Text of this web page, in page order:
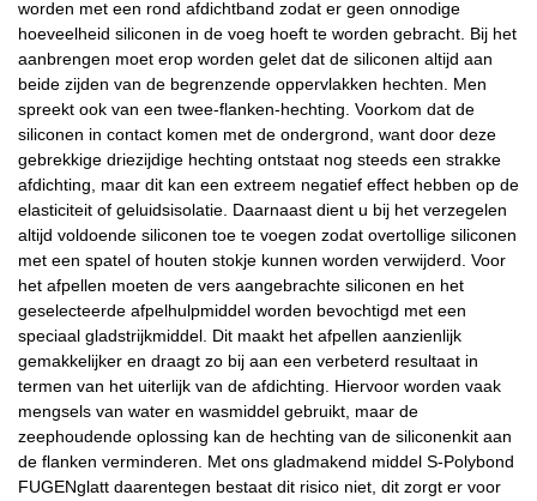
worden met een rond afdichtband zodat er geen onnodige
hoeveelheid siliconen in de voeg hoeft te worden gebracht. Bij het
aanbrengen moet erop worden gelet dat de siliconen altijd aan
beide zijden van de begrenzende oppervlakken hechten. Men
spreekt ook van een twee-flanken-hechting. Voorkom dat de
siliconen in contact komen met de ondergrond, want door deze
gebrekkige driezijdige hechting ontstaat nog steeds een strakke
afdichting, maar dit kan een extreem negatief effect hebben op de
elasticiteit of geluidsisolatie. Daarnaast dient u bij het verzegelen
altijd voldoende siliconen toe te voegen zodat overtollige siliconen
met een spatel of houten stokje kunnen worden verwijderd. Voor
het afpellen moeten de vers aangebrachte siliconen en het
geselecteerde afpelhulpmiddel worden bevochtigd met een
speciaal gladstrijkmiddel. Dit maakt het afpellen aanzienlijk
gemakkelijker en draagt zo bij aan een verbeterd resultaat in
termen van het uiterlijk van de afdichting. Hiervoor worden vaak
mengsels van water en wasmiddel gebruikt, maar de
zeephoudende oplossing kan de hechting van de siliconenkit aan
de flanken verminderen. Met ons gladmakend middel S-Polybond
FUGENglatt daarentegen bestaat dit risico niet, dit zorgt er voor